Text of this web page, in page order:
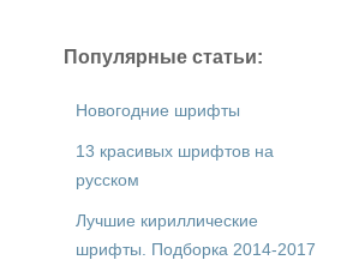
Популярные статьи:
Новогодние шрифты
13 красивых шрифтов на
русском
Лучшие кириллические
шрифты. Подборка 2014-2017